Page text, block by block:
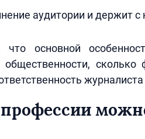
аудитории и держит с
что основной